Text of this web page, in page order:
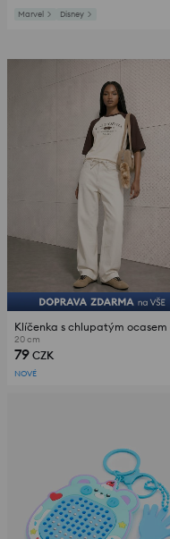
Marvel Disney
20 cm
79 CZK
NOVÉ